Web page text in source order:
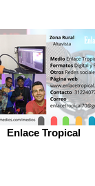
Enlace Tropical